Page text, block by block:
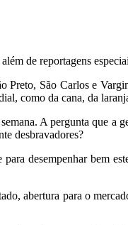
de reportagens
Preto, São Carlos e
como da cana, da
A pergunta que a
desbravadores?
desempenhar bem
abertura para o